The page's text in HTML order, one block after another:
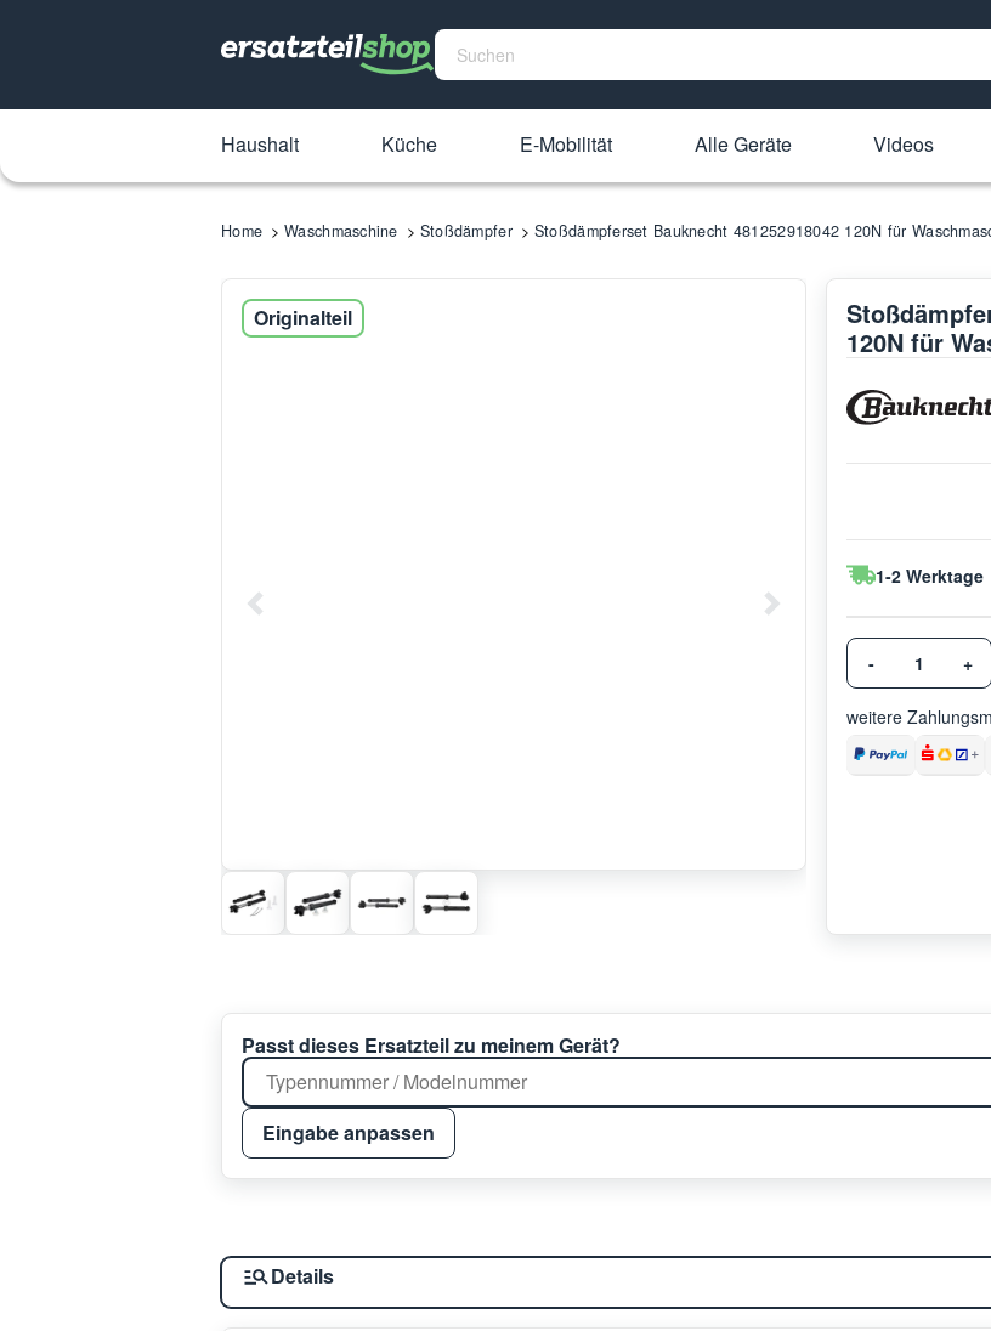
Haushalt Küche E-Mobilität Alle Geräte Videos
Home Waschmaschine Stoßdämpfer Stoßdämpferset Bauknecht 481252918042 120N für
Originalteil
120N für
1-2 Werktage
- +
weitere
Passt dieses Ersatzteil zu meinem Gerät?
Eingabe anpassen
Details